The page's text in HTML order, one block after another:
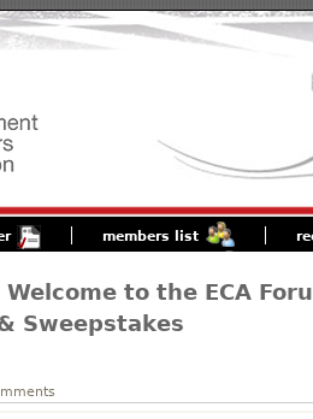
members list
Welcome to the ECA
Sweepstakes